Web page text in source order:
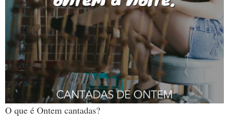
O que é Ontem cantadas?